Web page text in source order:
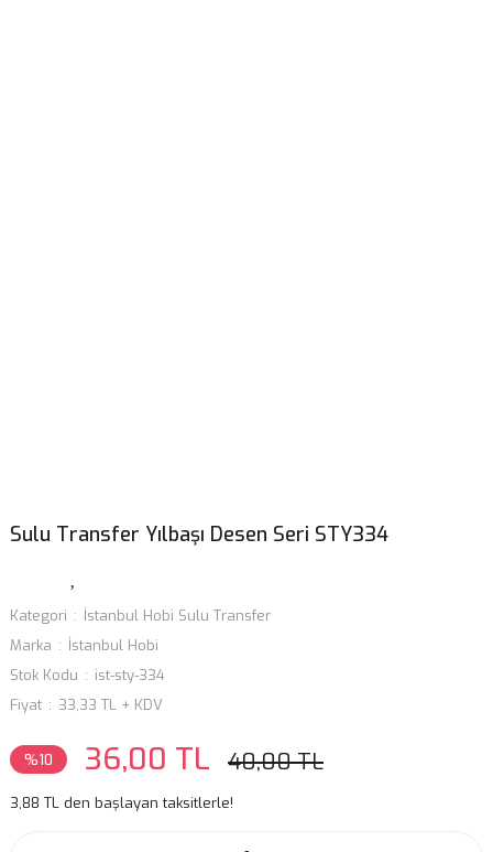
Sulu Transfer Yılbaşı Desen Seri STY334
Kategori
İstanbul Hobi Sulu Transfer
Marka
İstanbul Hobi
Stok Kodu
ist-sty-334
Fiyat
33,33 TL + KDV
%10 36,00 TL 40,00 TL
3,88 TL den başlayan taksitlerle!